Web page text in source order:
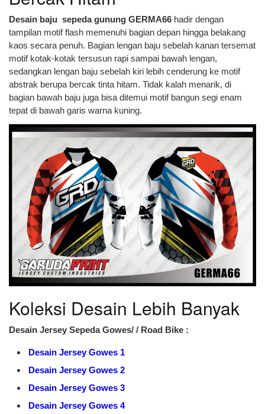
Desain baju sepeda gunung GERMA66 hadir dengan
tampilan motif flash memenuhi bagian depan hingga belakang
kaos secara penuh. Bagian lengan baju sebelah kanan tersemat
motif kotak-kotak tersusun rapi sampai bawah lengan,
sedangkan lengan baju sebelah kiri lebih cenderung ke motif
abstrak berupa bercak tinta hitam. Tidak kalah menarik, di
bagian bawah baju juga bisa ditemui motif bangun segi enam
tepat di bawah garis warna kuning.
Koleksi Desain Lebih Banyak
Desain Jersey Sepeda Gowes/ / Road Bike :
Desain Jersey Gowes 1
Desain Jersey Gowes 2
Desain Jersey Gowes 3
Desain Jersey Gowes 4